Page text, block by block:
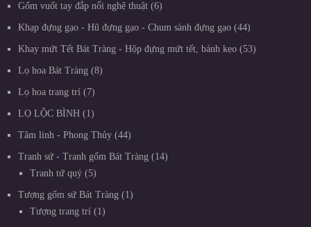
Gốm vuốt tay đắp nổi nghệ thuật 6
Khạp đựng gạo - Hũ đựng gạo - Chum sành đựng gạo 44
Khay mứt Tết Bát Tràng - Hộp đựng mứt tết, bánh kẹo 53
Lọ hoa Bát Tràng 8
Lọ hoa trang trí 7
LỌ LỘC BÌNH 1
Tâm linh - Phong Thủy 44
Tranh sứ - Tranh gốm Bát Tràng
14
Tranh tứ quý
5
Tượng gốm sứ Bát Tràng
1
Tượng trang trí
1